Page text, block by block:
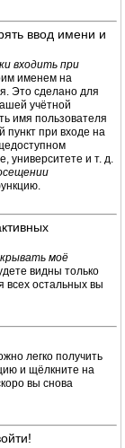
ввод имени и
входить при
именем на
Это сделано для
учётной
имя пользователя
пункт при входе на
университете и т. д.
моё
видны только
всех остальных вы
легко получить
и щёлкните на
вы снова